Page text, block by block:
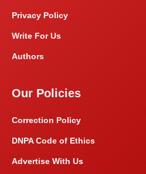
Privacy Policy
Write For Us
Authors
Our Policies
Correction Policy
DNPA Code of Ethics
Advertise With Us